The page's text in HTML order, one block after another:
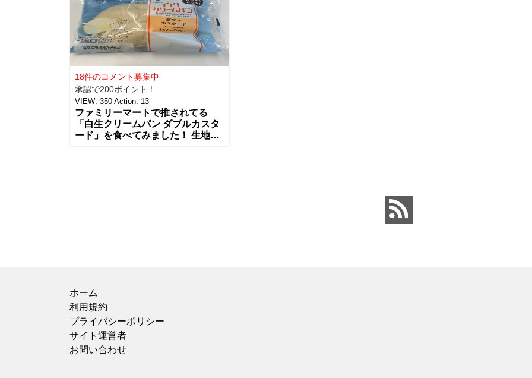
18件のコメント募集中
承認で200ポイント！
VIEW: 350 Action: 13
ファミリーマートで推されてる
「白生クリームパン ダブルカスタ
ード」を食べてみました！ 生地は
ホーム
利用規約
プライバシーポリシー
サイト運営者
お問い合わせ